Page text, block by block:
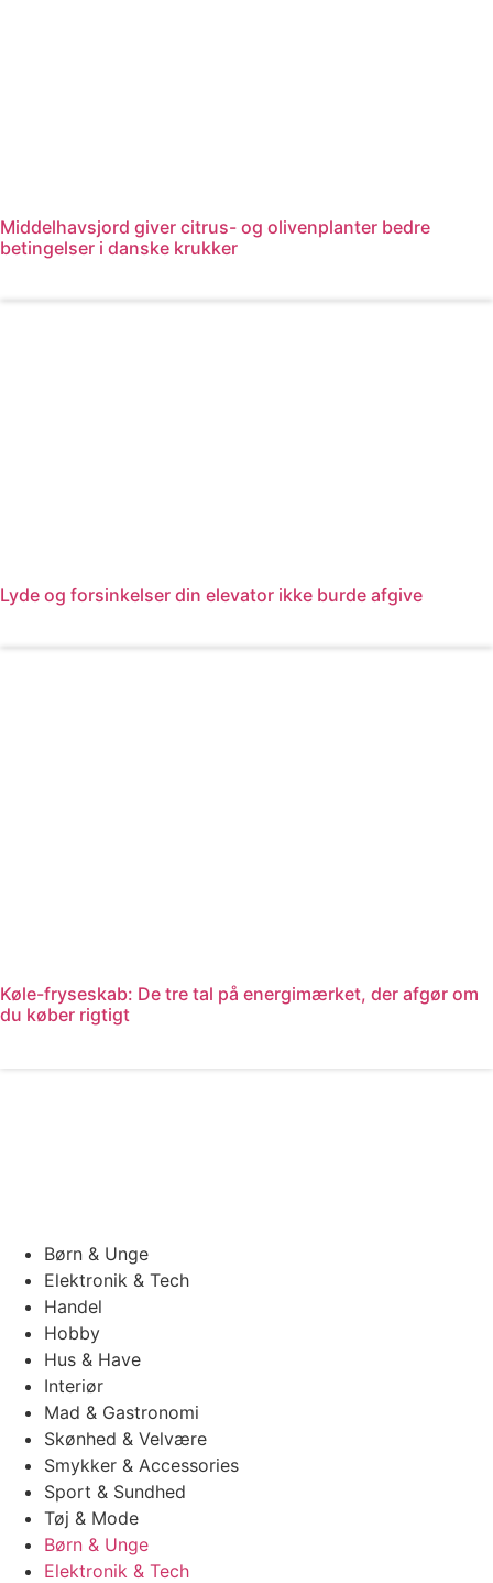
Middelhavsjord giver citrus- og olivenplanter bedre
betingelser i danske krukker
Lyde og forsinkelser din elevator ikke burde afgive
Køle-fryseskab: De tre tal på energimærket, der afgør om
du køber rigtigt
Børn & Unge
Elektronik & Tech
Handel
Hobby
Hus & Have
Interiør
Mad & Gastronomi
Skønhed & Velvære
Smykker & Accessories
Sport & Sundhed
Tøj & Mode
Børn & Unge
Elektronik & Tech